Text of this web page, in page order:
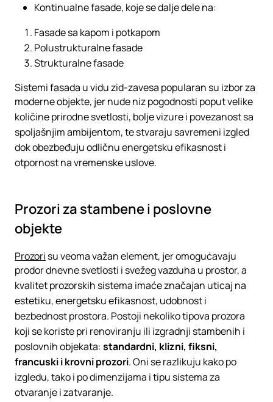
Kontinualne fasade, koje se dalje dele na:
Fasade sa kapom i potkapom
Polustrukturalne fasade
Strukturalne fasade
Sistemi fasada u vidu zid-zavesa popularan su izbor za
moderne objekte, jer nude niz pogodnosti poput velike
količine prirodne svetlosti, bolje vizure i povezanost sa
spoljašnjim ambijentom, te stvaraju savremeni izgled
dok obezbeđuju odličnu energetsku efikasnost i
otpornost na vremenske uslove.
Prozori za stambene i poslovne
objekte
Prozori su veoma važan element, jer omogućavaju
prodor dnevne svetlosti i svežeg vazduha u prostor, a
kvalitet prozorskih sistema imaće značajan uticaj na
estetiku, energetsku efikasnost, udobnost i
bezbednost prostora. Postoji nekoliko tipova prozora
koji se koriste pri renoviranju ili izgradnji stambenih i
poslovnih objekata:standardni, klizni, fiksni,
francuski i krovni prozori. Oni se razlikuju kako po
izgledu, tako i po dimenzijama i tipu sistema za
otvaranje i zatvaranje.